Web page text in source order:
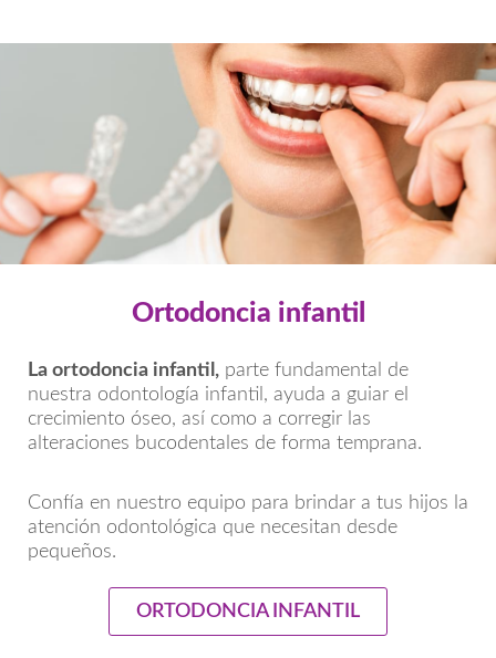
Ortodoncia infantil
La ortodoncia infantil, parte fundamental de
nuestra odontología infantil, ayuda a guiar el
crecimiento óseo, así como a corregir las
alteraciones bucodentales de forma temprana.
Confía en nuestro equipo para brindar a tus hijos la
atención odontológica que necesitan desde
pequeños.
ORTODONCIA INFANTIL